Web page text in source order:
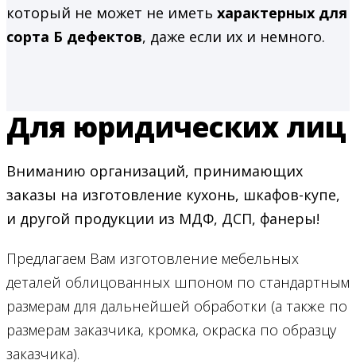
который не может не иметь характерных для
сорта Б дефектов, даже если их и немного.
Для юридических лиц
Вниманию организаций, принимающих
заказы на изготовление кухонь, шкафов-купе,
и другой продукции из МДФ, ДСП, фанеры!
Предлагаем Вам изготовление мебельных
деталей облицованных шпоном по стандартным
размерам для дальнейшей обработки (а также по
размерам заказчика, кромка, окраска по образцу
заказчика).